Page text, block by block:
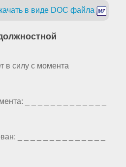
в виде DOC файла
в силу с момента
_ _ _ _ _ _ _ _ _ _ _ _ _
_ _ _ _ _ _ _ _ _ _ _ _ _ _